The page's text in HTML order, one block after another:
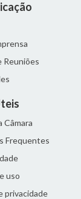
Reuniões
Câmara
Frequentes
uso
privacidade